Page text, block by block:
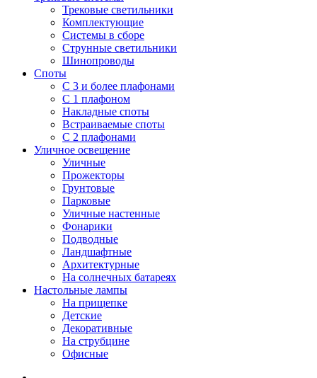
Трековые светильники
Комплектующие
Системы в сборе
Струнные светильники
Шинопроводы
Споты
С 3 и более плафонами
С 1 плафоном
Накладные споты
Встраиваемые споты
С 2 плафонами
Уличное освещение
Уличные
Прожекторы
Грунтовые
Парковые
Уличные настенные
Фонарики
Подводные
Ландшафтные
Архитектурные
На солнечных батареях
Настольные лампы
На прищепке
Детские
Декоративные
На струбцине
Офисные